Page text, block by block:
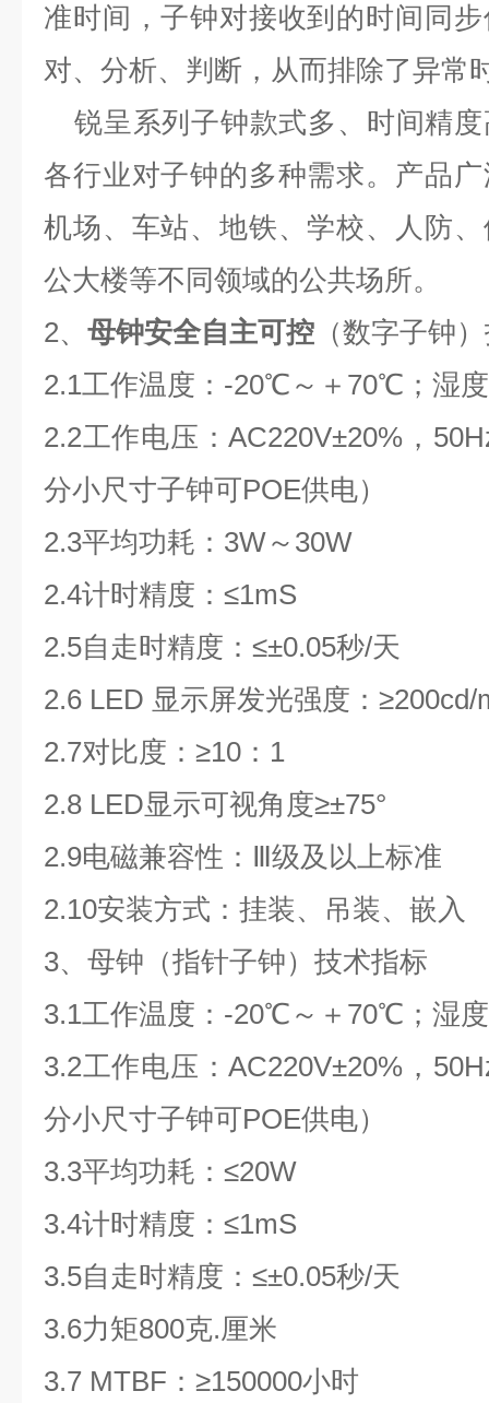
准时间，子钟对接收到的时间同
对、分析、判断，从而排除了异常
锐呈系列子钟款式多、时间精
各行业对子钟的多种需求。产品
机场、车站、地铁、学校、人防
公大楼等不同领域的公共场所。
2、 母钟安全自主可控 （数字子钟）
2.1工作温度： -20℃～＋ 70℃；湿
2.2工作电压：AC220V±20% ，
分小尺寸子钟可POE供电）
2.3平均功耗： 3W～ 30W
2.4计时精度： ≤1mS
2.5自走时精度：≤±0.05秒/天
2.6 LED 显示屏发光强度： ≥200cd/
2.7对比度： ≥10 ： 1
2.8 LED显示可视角度≥±75°
2.9电磁兼容性：Ⅲ级及以上标准
2.10安装方式：挂装、吊装、嵌入
3、母钟（指针子钟） 技术指标
3.1工作温度： -20℃～＋ 70℃；湿
3.2工作电压：AC220V±20% ，
分小尺寸子钟可POE供电）
3.3平均功耗：≤20W
3.4计时精度： ≤1mS
3.5自走时精度： ≤±0.05秒/天
3.6力矩800克.厘米
3.7 MTBF ： ≥150000小时